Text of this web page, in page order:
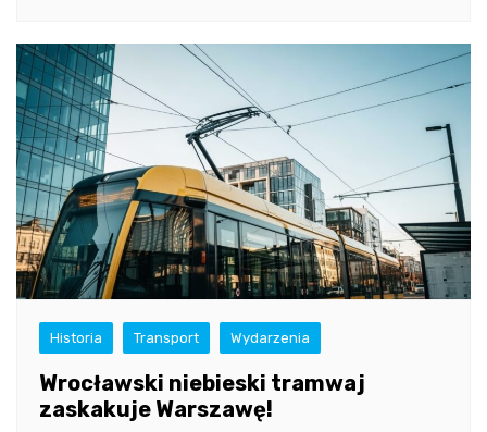
Historia Transport Wydarzenia
Wrocławski niebieski tramwaj
zaskakuje Warszawę!